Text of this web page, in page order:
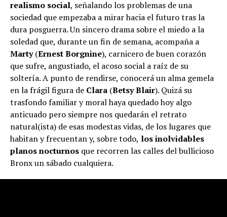
realismo social, señalando los problemas de una
sociedad que empezaba a mirar hacia el futuro tras la
dura posguerra. Un sincero drama sobre el miedo a la
soledad que, durante un fin de semana, acompaña a
Marty(Ernest Borgnine), carnicero de buen corazón
que sufre, angustiado, el acoso social a raíz de su
soltería. A punto de rendirse, conocerá un alma gemela
en la frágil figura de Clara (Betsy Blair). Quizá su
trasfondo familiar y moral haya quedado hoy algo
anticuado pero siempre nos quedarán el retrato
natural(ista) de esas modestas vidas, de los lugares que
habitan y frecuentan y, sobre todo, los inolvidables
planos nocturnos que recorren las calles del bullicioso
Bronx un sábado cualquiera.